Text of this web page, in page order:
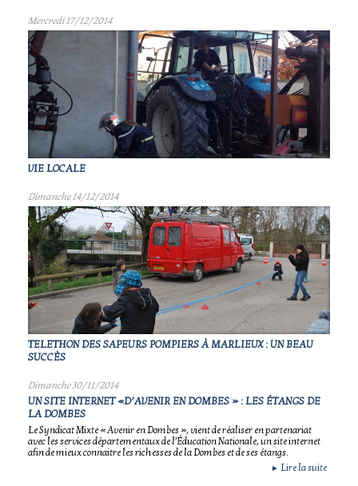
Mercredi 17/12/2014
VIE LOCALE
Dimanche 14/12/2014
TELETHON DES SAPEURS POMPIERS À MARLIEUX : UN BEAU
SUCCÈS
Dimanche 30/11/2014
UN SITE INTERNET «D’AVENIR EN DOMBES » : LES ÉTANGS DE
LA DOMBES
Le Syndicat Mixte « Avenir en Dombes », vient de réaliser en partenariat
avec les services départementaux de l’Éducation Nationale, un site internet
afin de mieux connaitre les richesses de la Dombes et de ses étangs.
► Lire la suite